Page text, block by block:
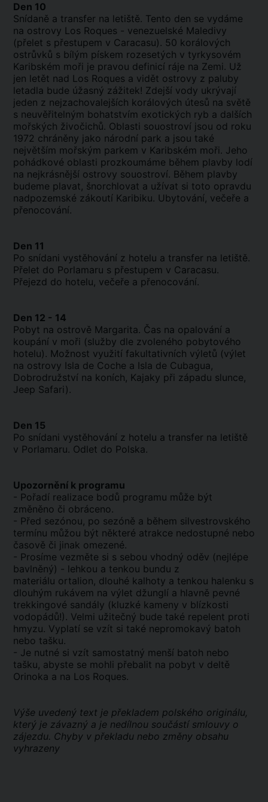
Den 10
Snídaně a transfer na letiště. Tento den se vydáme
na ostrovy Los Roques - venezuelské Maledivy
(přelet s přestupem v Caracasu). 50 korálových
ostrůvků s bílým pískem rozesetých v tyrkysovém
Karibském moři je pravou definicí ráje na Zemi. Už
jen letět nad Los Roques a vidět ostrovy z paluby
letadla bude úžasný zážitek! Zdejší vody ukrývají
jeden z nejzachovalejších korálových útesů na světě
s neuvěřitelným bohatstvím exotických ryb a dalších
mořských živočichů. Oblasti souostroví jsou od roku
1972 chráněny jako národní park a jsou také
největším mořským parkem v Karibském moři. Jeho
pohádkové oblasti prozkoumáme během plavby lodí
na nejkrásnější ostrovy souostroví. Během plavby
budeme plavat, šnorchlovat a užívat si toto opravdu
nadpozemské zákoutí Karibiku. Ubytování, večeře a
přenocování.
Den 11
Po snídani vystěhování z hotelu a transfer na letiště.
Přelet do Porlamaru s přestupem v Caracasu.
Přejezd do hotelu, večeře a přenocování.
Den 12 - 14
Pobyt na ostrově Margarita. Čas na opalování a
koupání v moři (služby dle zvoleného pobytového
hotelu). Možnost využití fakultativních výletů (výlet
na ostrovy Isla de Coche a Isla de Cubagua,
Dobrodružství na koních, Kajaky při západu slunce,
Jeep Safari).
Den 15
Po snídani vystěhování z hotelu a transfer na letiště
v Porlamaru. Odlet do Polska.
Upozornění k programu
- Pořadí realizace bodů programu může být
změněno či obráceno.
- Před sezónou, po sezóně a během silvestrovského
termínu můžou být některé atrakce nedostupné nebo
časově či jinak omezené.
- Prosíme vezměte si s sebou vhodný oděv (nejlépe
bavlněný) - lehkou a tenkou bundu z
materiálu ortalion, dlouhé kalhoty a tenkou halenku s
dlouhým rukávem na výlet džunglí a hlavně pevné
trekkingové sandály (kluzké kameny v blízkosti
vodopádů!). Velmi užitečný bude také repelent proti
hmyzu. Vyplatí se vzít si také nepromokavý batoh
nebo tašku.
- Je nutné si vzít samostatný menší batoh nebo
tašku, abyste se mohli přebalit na pobyt v deltě
Orinoka a na Los Roques.
Výše uvedený text je překladem polského originálu,
který je závazný a je nedílnou součástí smlouvy o
zájezdu. Chyby v překladu nebo změny obsahu
vyhrazeny